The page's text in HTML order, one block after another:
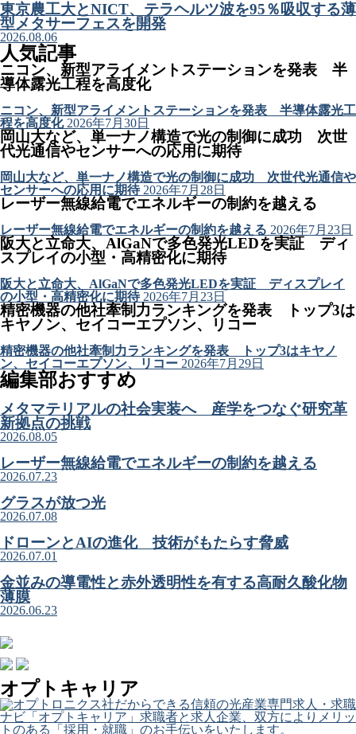
東京農工大とNICT、テラヘルツ波を95％吸収する薄
型メタサーフェスを開発
2026.08.06
人気記事
ニコン、新型アライメントステーションを発表 半
導体露光工程を高度化
ニコン、新型アライメントステーションを発表 半導体露光工
程を高度化 2026年7月30日
岡山大など、単一ナノ構造で光の制御に成功 次世
代光通信やセンサーへの応用に期待
岡山大など、単一ナノ構造で光の制御に成功 次世代光通信や
センサーへの応用に期待 2026年7月28日
レーザー無線給電でエネルギーの制約を越える
レーザー無線給電でエネルギーの制約を越える 2026年7月23日
阪大と立命大、AlGaNで多色発光LEDを実証 ディ
スプレイの小型・高精密化に期待
阪大と立命大、AlGaNで多色発光LEDを実証 ディスプレイ
の小型・高精密化に期待 2026年7月23日
精密機器の他社牽制力ランキングを発表 トップ3は
キヤノン、セイコーエプソン、リコー
精密機器の他社牽制力ランキングを発表 トップ3はキヤノ
ン、セイコーエプソン、リコー 2026年7月29日
編集部おすすめ
メタマテリアルの社会実装へ 産学をつなぐ研究革
新拠点の挑戦
2026.08.05
レーザー無線給電でエネルギーの制約を越える
2026.07.23
グラスが放つ光
2026.07.08
ドローンとAIの進化 技術がもたらす脅威
2026.07.01
金並みの導電性と赤外透明性を有する高耐久酸化物
薄膜
2026.06.23
オプトキャリア